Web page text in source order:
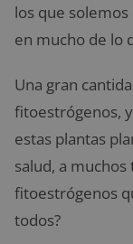
los que
en mucho de lo
Una gran
fitoestrógenos,
estas plantas
salud, a muchos
fitoestrógenos
todos?